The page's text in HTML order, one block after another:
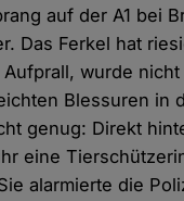
auf der A1 bei
Das Ferkel hat
wurde
Blessuren in
genug: Direkt
eine
alarmierte die